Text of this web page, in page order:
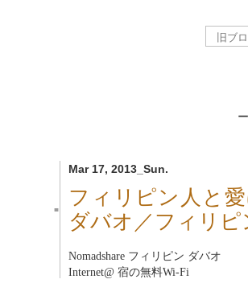
Mar 17, 2013_Sun.
■
フィリピン人と
ダバオ／フィリピ
Nomadshare フィリピン ダバオ
Internet@ 宿の無料Wi-Fi